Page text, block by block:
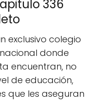
336
exclusivo colegio
donde
encuentran, no
de educación,
que les aseguran